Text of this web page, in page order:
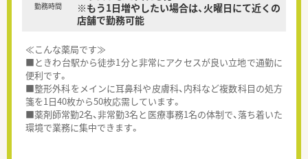
勤務時間
※もう1日増やしたい場合は、火曜日にて近くの
店舗で勤務可能
≪こんな薬局です≫
■ときわ台駅から徒歩1分と非常にアクセスが良い立地で通勤に
便利です。
■整形外科をメインに耳鼻科や皮膚科、内科など複数科目の処方
箋を1日40枚から50枚応需しています。
■薬剤師常勤2名、非常勤3名と医療事務1名の体制で、落ち着いた
環境で業務に集中できます。